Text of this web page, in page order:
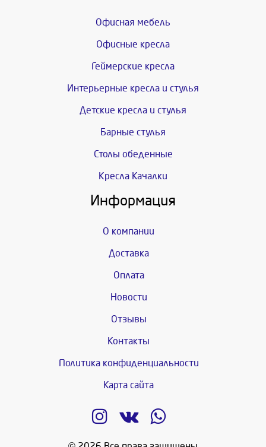
Офисная мебель
Офисные кресла
Геймерские кресла
Интерьерные кресла и стулья
Детские кресла и стулья
Барные стулья
Столы обеденные
Кресла Качалки
Информация
О компании
Доставка
Оплата
Новости
Отзывы
Контакты
Политика конфиденциальности
Карта сайта